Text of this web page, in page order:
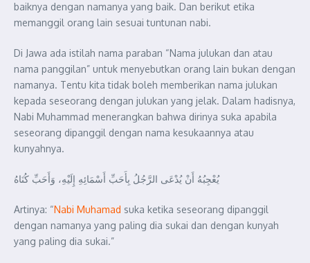
baiknya dengan namanya yang baik. Dan berikut etika
memanggil orang lain sesuai tuntunan nabi.
Di Jawa ada istilah nama paraban “Nama julukan dan atau
nama panggilan” untuk menyebutkan orang lain bukan dengan
namanya. Tentu kita tidak boleh memberikan nama julukan
kepada seseorang dengan julukan yang jelak. Dalam hadisnya,
Nabi Muhammad menerangkan bahwa dirinya suka apabila
seseorang dipanggil dengan nama kesukaannya atau
kunyahnya.
يُعْجِبُهُ أَنْ يُدْعَى الرَّجُلُ بِأَحَبِّ أَسْمَائِهِ إِلَيْهِ، وَأَحَبِّ كُنَاهُ
Artinya: “Nabi Muhamad suka ketika seseorang dipanggil
dengan namanya yang paling dia sukai dan dengan kunyah
yang paling dia sukai.”